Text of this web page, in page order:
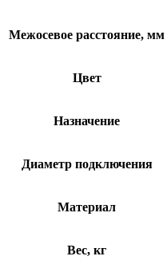
Межосевое расстояние, мм
Цвет
Назначение
Диаметр подключения
Материал
Вес, кг